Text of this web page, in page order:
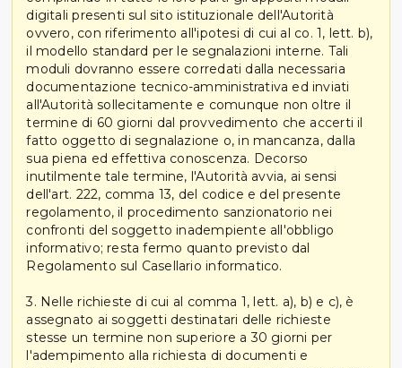
digitali presenti sul sito istituzionale dell'Autorità
ovvero, con riferimento all'ipotesi di cui al co. 1, lett. b),
il modello standard per le segnalazioni interne. Tali
moduli dovranno essere corredati dalla necessaria
documentazione tecnico-amministrativa ed inviati
all'Autorità sollecitamente e comunque non oltre il
termine di 60 giorni dal provvedimento che accerti il
fatto oggetto di segnalazione o, in mancanza, dalla
sua piena ed effettiva conoscenza. Decorso
inutilmente tale termine, l'Autorità avvia, ai sensi
dell'art. 222, comma 13, del codice e del presente
regolamento, il procedimento sanzionatorio nei
confronti del soggetto inadempiente all'obbligo
informativo; resta fermo quanto previsto dal
Regolamento sul Casellario informatico.
3. Nelle richieste di cui al comma 1, lett. a), b) e c), è
assegnato ai soggetti destinatari delle richieste
stesse un termine non superiore a 30 giorni per
l'adempimento alla richiesta di documenti e